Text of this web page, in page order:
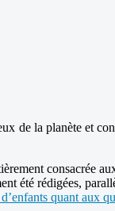
de la planète et
consacrée
été rédigées,
quant aux